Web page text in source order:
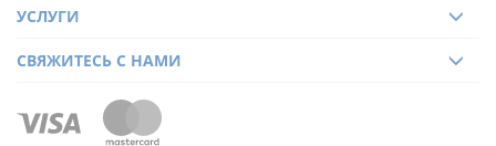
УСЛУГИ
СВЯЖИТЕСЬ С НАМИ